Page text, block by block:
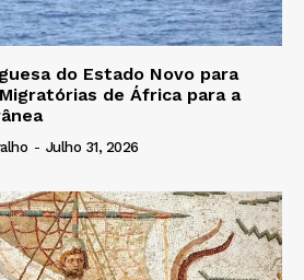
do Estado Novo para
de África para a
- Julho 31, 2026